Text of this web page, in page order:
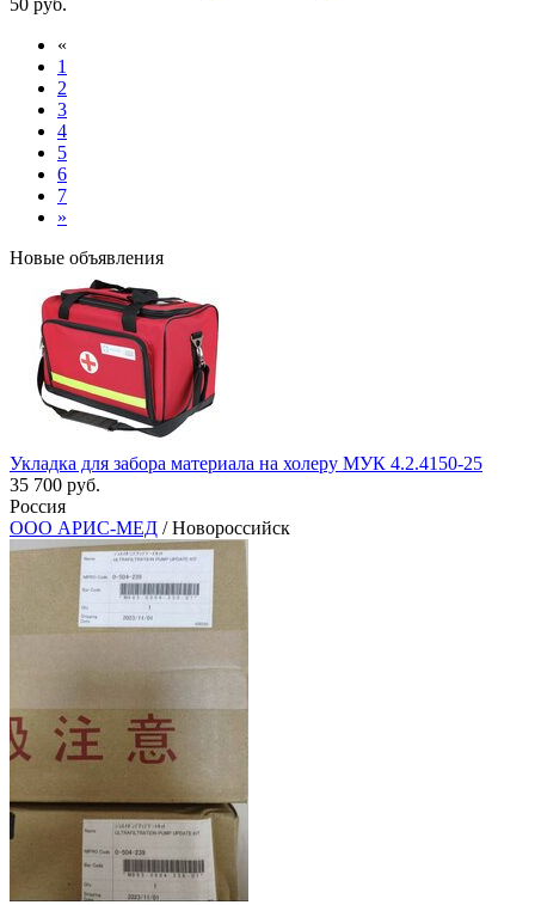
50 руб.
«
1
2
3
4
5
6
7
»
Новые объявления
Укладка для забора материала на холеру МУК 4.2.4150-25
35 700 руб.
Россия
ООО АРИС-МЕД / Новороссийск